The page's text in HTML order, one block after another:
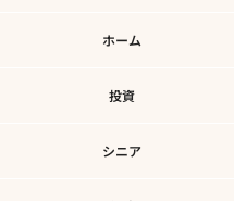
ホーム
投資
シニア